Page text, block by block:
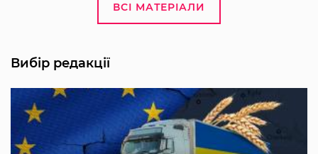
ВСІ МАТЕРІАЛИ
Вибір редакції